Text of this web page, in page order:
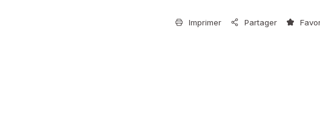
Imprimer Partager